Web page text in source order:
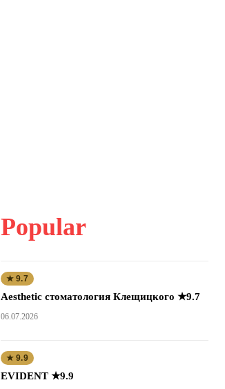
Popular
★ 9.7
Aesthetic стоматология Клещицкого ★9.7
06.07.2026
★ 9.9
EVIDENT ★9.9